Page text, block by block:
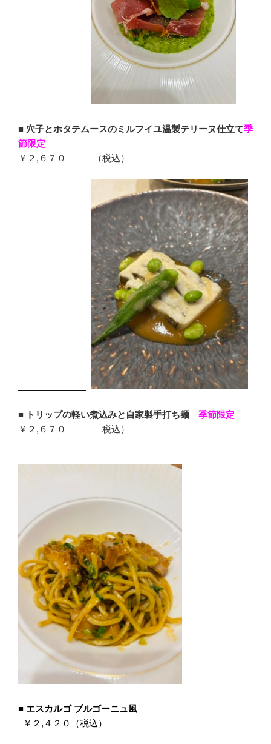
■ 穴子とホタテムースのミルフイユ温製テリーヌ仕立て季
節限定
￥２,６７０ （税込）
■ トリップの軽い煮込みと自家製手打ち麺 季節限定
￥２,６７０ 税込）
■ エスカルゴ ブルゴーニュ風
￥２,４２０（税込）